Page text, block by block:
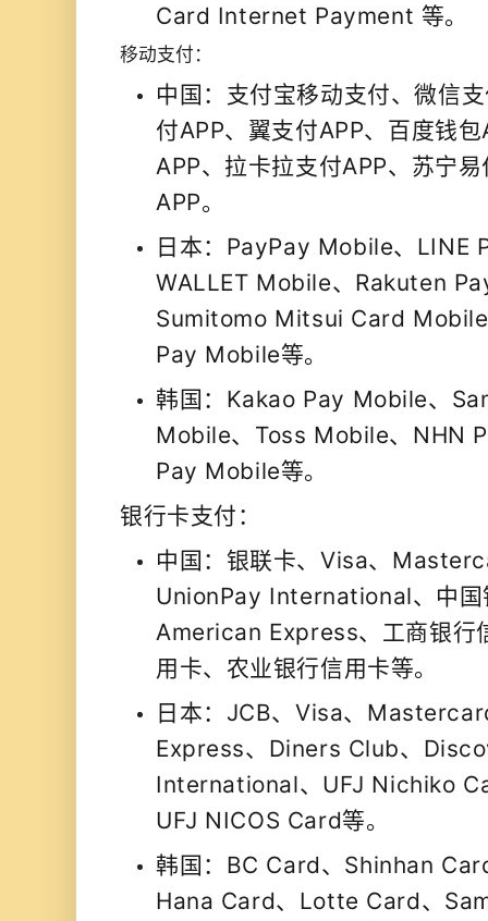
Card Internet Payment 等。
移动支付：
中国：支付宝移动支付、微信
付APP、翼支付APP、百度钱
APP、拉卡拉支付APP、苏宁
APP。
日本：PayPay Mobile、LINE
WALLET Mobile、Rakuten
Sumitomo Mitsui Card
Pay Mobile等。
韩国：Kakao Pay Mobile、
Mobile、Toss Mobile、NHN
Pay Mobile等。
银行卡支付：
中国：银联卡、Visa、
UnionPay International、中国
American Express、工商银行
用卡、农业银行信用卡等。
日本：JCB、Visa、
Express、Diners Club、
International、UFJ Nichiko
UFJ NICOS Card等。
韩国：BC Card、Shinhan
Hana Card、Lotte Card、